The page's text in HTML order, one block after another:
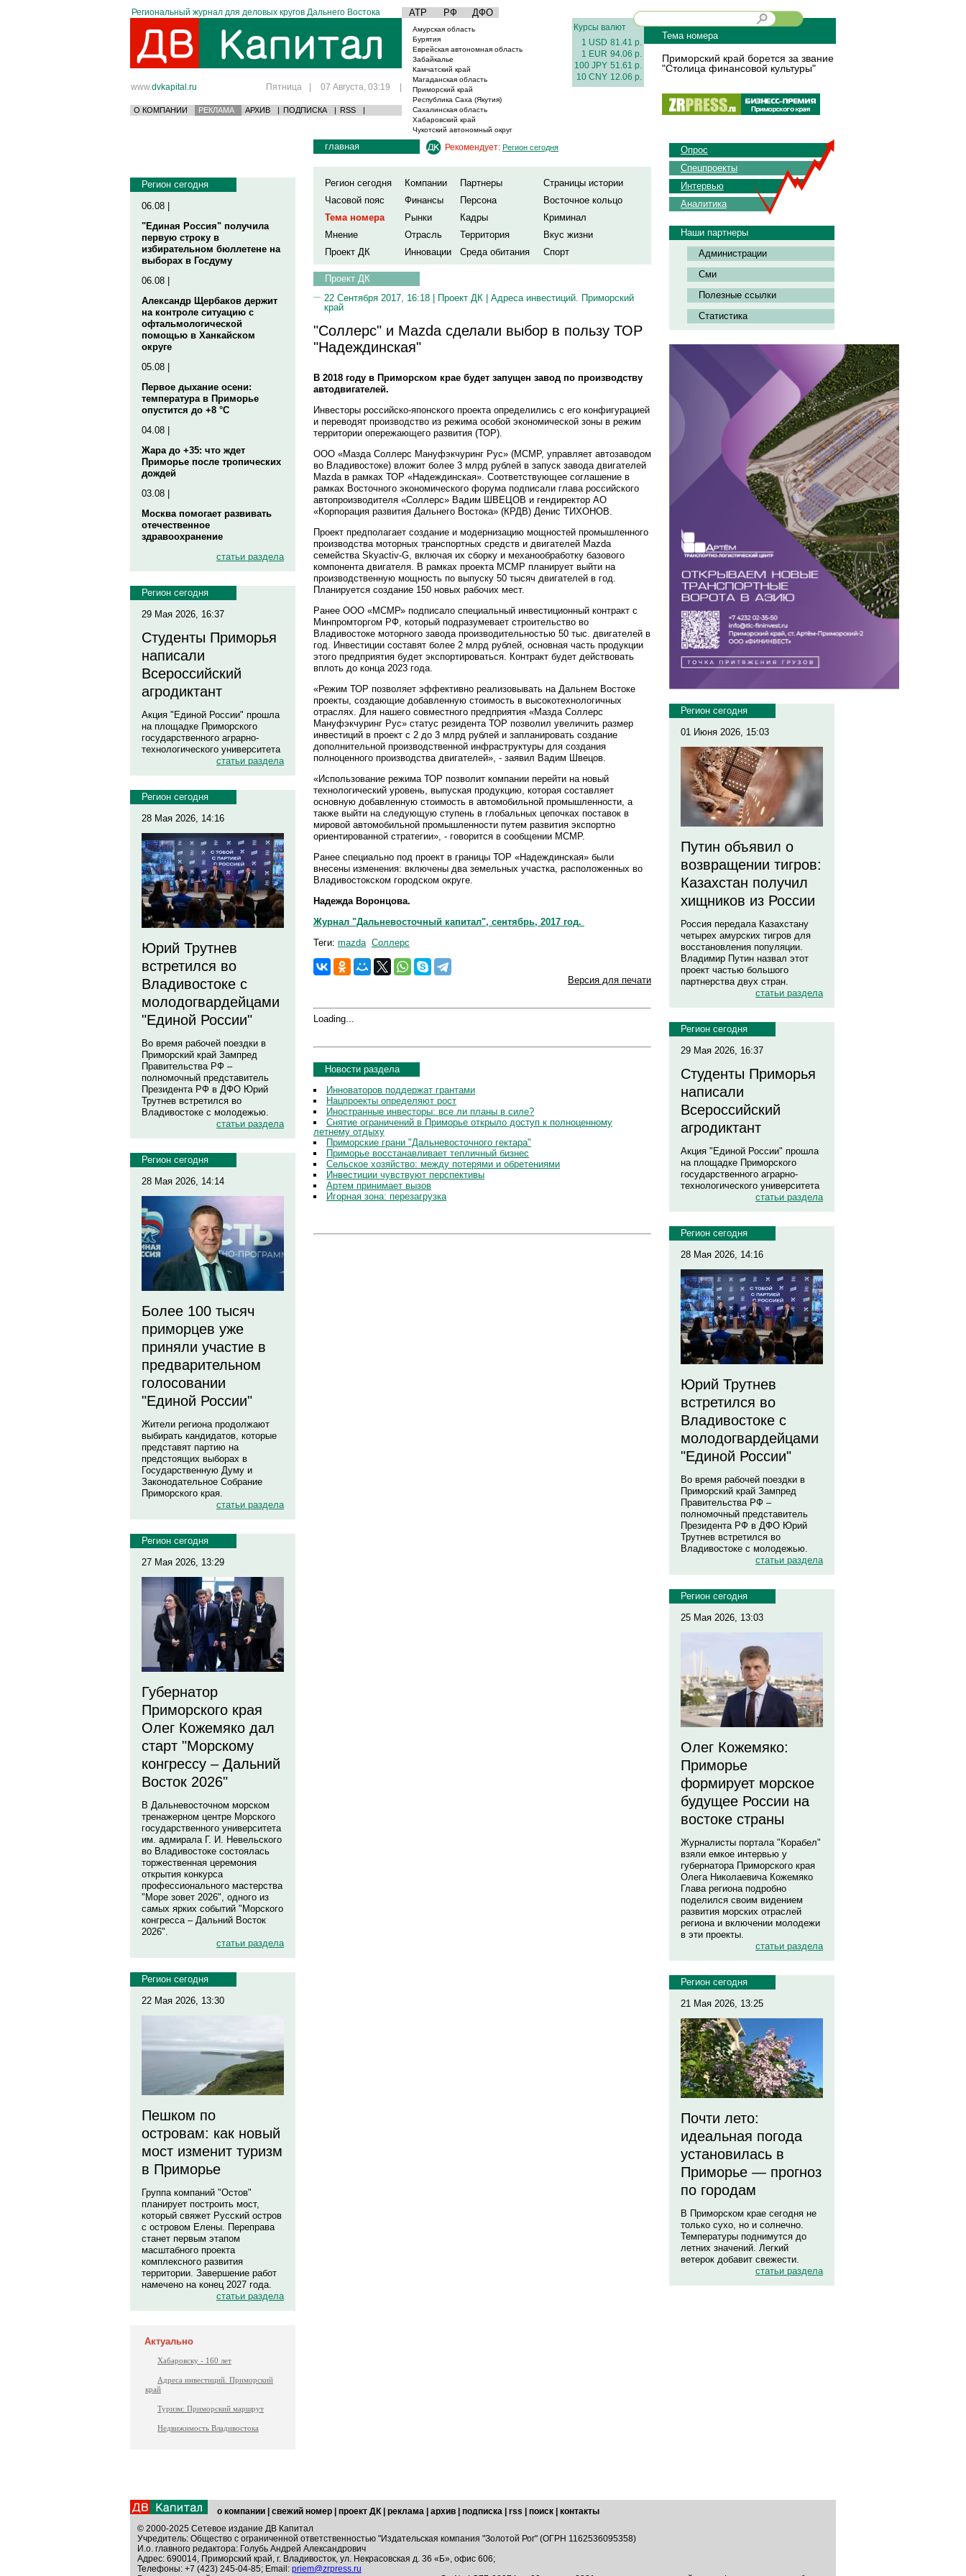
Региональный журнал для деловых кругов Дальнего Востока АТР РФ ДФО
www.dvkapital.ru Пятница | 07 Августа, 03:19 |
О КОМПАНИИ РЕКЛАМА АРХИВ | ПОДПИСКА | RSS |
Амурская область
Бурятия
Еврейская автономная область
Забайкалье
Камчатский край
Магаданская область
Приморский край
Республика Саха (Якутия)
Сахалинская область
Хабаровский край
Чукотский автономный округ
Курсы валют
1 USD 81.41 р.
1 EUR 94.06 р.
100 JPY 51.61 р.
10 CNY 12.06 р.
Тема номера
Приморский край борется за звание
"Столица финансовой культуры"
Регион сегодня
06.08 |
"Единая Россия" получила
первую строку в
избирательном бюллетене на
выборах в Госдуму
06.08 |
Александр Щербаков держит
на контроле ситуацию с
офтальмологической
помощью в Ханкайском
округе
05.08 |
Первое дыхание осени:
температура в Приморье
опустится до +8 °C
04.08 |
Жара до +35: что ждет
Приморье после тропических
дождей
03.08 |
Москва помогает развивать
отечественное
здравоохранение
статьи раздела
Регион сегодня
29 Мая 2026, 16:37
Студенты Приморья
написали
Всероссийский
агродиктант
Акция "Единой России" прошла
на площадке Приморского
государственного аграрно-
технологического университета
статьи раздела
Регион сегодня
28 Мая 2026, 14:16
Юрий Трутнев
встретился во
Владивостоке с
молодогвардейцами
"Единой России"
Во время рабочей поездки в
Приморский край Зампред
Правительства РФ –
полномочный представитель
Президента РФ в ДФО Юрий
Трутнев встретился во
Владивостоке с молодежью.
статьи раздела
Регион сегодня
28 Мая 2026, 14:14
Более 100 тысяч
приморцев уже
приняли участие в
предварительном
голосовании
"Единой России"
Жители региона продолжают
выбирать кандидатов, которые
представят партию на
предстоящих выборах в
Государственную Думу и
Законодательное Собрание
Приморского края.
статьи раздела
Регион сегодня
27 Мая 2026, 13:29
Губернатор
Приморского края
Олег Кожемяко дал
старт "Морскому
конгрессу – Дальний
Восток 2026"
В Дальневосточном морском
тренажерном центре Морского
государственного университета
им. адмирала Г. И. Невельского
во Владивостоке состоялась
торжественная церемония
открытия конкурса
профессионального мастерства
"Море зовет 2026", одного из
самых ярких событий "Морского
конгресса – Дальний Восток
2026".
статьи раздела
Регион сегодня
22 Мая 2026, 13:30
Пешком по
островам: как новый
мост изменит туризм
в Приморье
Группа компаний "Остов"
планирует построить мост,
который свяжет Русский остров
с островом Елены. Переправа
станет первым этапом
масштабного проекта
комплексного развития
территории. Завершение работ
намечено на конец 2027 года.
статьи раздела
Актуально
Хабаровску - 160 лет
Адреса инвестиций. Приморский
край
Туризм: Приморский маршрут
Недвижимость Владивостока
главная Рекомендует: Регион сегодня
Регион сегодня Компании Партнеры
Страницы истории
Часовой пояс
Финансы Персона
Восточное кольцо
Тема номера
Рынки Кадры
Криминал
Мнение
Отрасль Территория
Вкус жизни
Проект ДК
Инновации Среда обитания Спорт
Проект ДК
22 Сентября 2017, 16:18 | Проект ДК | Адреса инвестиций. Приморский
край
"Соллерс" и Mazda сделали выбор в пользу ТОР
"Надеждинская"
В 2018 году в Приморском крае будет запущен завод по производству
автодвигателей.
Инвесторы российско-японского проекта определились с его конфигурацией
и переводят производство из режима особой экономической зоны в режим
территории опережающего развития (ТОР).
ООО «Мазда Соллерс Мануфэкчуринг Рус» (МСМР, управляет автозаводом
во Владивостоке) вложит более 3 млрд рублей в запуск завода двигателей
Mazda в рамках ТОР «Надеждинская». Соответствующее соглашение в
рамках Восточного экономического форума подписали глава российского
автопроизводителя «Соллерс» Вадим ШВЕЦОВ и гендиректор АО
«Корпорация развития Дальнего Востока» (КРДВ) Денис ТИХОНОВ.
Проект предполагает создание и модернизацию мощностей промышленного
производства моторных транспортных средств и двигателей Mazda
семейства Skyactiv-G, включая их сборку и механообработку базового
компонента двигателя. В рамках проекта МСМР планирует выйти на
производственную мощность по выпуску 50 тысяч двигателей в год.
Планируется создание 150 новых рабочих мест.
Ранее ООО «МСМР» подписало специальный инвестиционный контракт с
Минпромторгом РФ, который подразумевает строительство во
Владивостоке моторного завода производительностью 50 тыс. двигателей в
год. Инвестиции составят более 2 млрд рублей, основная часть продукции
этого предприятия будет экспортироваться. Контракт будет действовать
вплоть до конца 2023 года.
«Режим ТОР позволяет эффективно реализовывать на Дальнем Востоке
проекты, создающие добавленную стоимость в высокотехнологичных
отраслях. Для нашего совместного предприятия «Мазда Соллерс
Мануфэкчуринг Рус» статус резидента ТОР позволил увеличить размер
инвестиций в проект с 2 до 3 млрд рублей и запланировать создание
дополнительной производственной инфраструктуры для создания
полноценного производства двигателей», - заявил Вадим Швецов.
«Использование режима ТОР позволит компании перейти на новый
технологический уровень, выпуская продукцию, которая составляет
основную добавленную стоимость в автомобильной промышленности, а
также выйти на следующую ступень в глобальных цепочках поставок в
мировой автомобильной промышленности путем развития экспортно
ориентированной стратегии», - говорится в сообщении МСМР.
Ранее специально под проект в границы ТОР «Надеждинская» были
внесены изменения: включены два земельных участка, расположенных во
Владивостокском городском округе.
Надежда Воронцова.
Журнал "Дальневосточный капитал", сентябрь, 2017 год.
Теги: mazda Соллерс
Версия для печати
Loading...
Новости раздела
Инноваторов поддержат грантами
Нацпроекты определяют рост
Иностранные инвесторы: все ли планы в силе?
Снятие ограничений в Приморье открыло доступ к полноценному
летнему отдыху
Приморские грани "Дальневосточного гектара"
Приморье восстанавливает тепличный бизнес
Сельское хозяйство: между потерями и обретениями
Инвестиции чувствуют перспективы
Артем принимает вызов
Игорная зона: перезагрузка
Опрос
Спецпроекты
Интервью
Аналитика
Наши партнеры
Администрации
Сми
Полезные ссылки
Статистика
Регион сегодня
01 Июня 2026, 15:03
Путин объявил о
возвращении тигров:
Казахстан получил
хищников из России
Россия передала Казахстану
четырех амурских тигров для
восстановления популяции.
Владимир Путин назвал этот
проект частью большого
партнерства двух стран.
статьи раздела
Регион сегодня
29 Мая 2026, 16:37
Студенты Приморья
написали
Всероссийский
агродиктант
Акция "Единой России" прошла
на площадке Приморского
государственного аграрно-
технологического университета
статьи раздела
Регион сегодня
28 Мая 2026, 14:16
Юрий Трутнев
встретился во
Владивостоке с
молодогвардейцами
"Единой России"
Во время рабочей поездки в
Приморский край Зампред
Правительства РФ –
полномочный представитель
Президента РФ в ДФО Юрий
Трутнев встретился во
Владивостоке с молодежью.
статьи раздела
Регион сегодня
25 Мая 2026, 13:03
Олег Кожемяко:
Приморье
формирует морское
будущее России на
востоке страны
Журналисты портала "Корабел"
взяли емкое интервью у
губернатора Приморского края
Олега Николаевича Кожемяко
Глава региона подробно
поделился своим видением
развития морских отраслей
региона и включении молодежи
в эти проекты.
статьи раздела
Регион сегодня
21 Мая 2026, 13:25
Почти лето:
идеальная погода
установилась в
Приморье — прогноз
по городам
В Приморском крае сегодня не
только сухо, но и солнечно.
Температуры поднимутся до
летних значений. Легкий
ветерок добавит свежести.
статьи раздела
о компании свежий номер проект ДК реклама архив подписка rss поиск
контакты
© 2000-2025 Сетевое издание ДВ Капитал
Учредитель: Общество с ограниченной ответственностью "Издательская компания "Золотой Рог" (ОГРН 1162536095358)
И.о. главного редактора: Голубь Андрей Александрович
Адрес: 690014, Приморский край, г. Владивосток, ул. Некрасовская д. 36 «Б», офис 606;
Телефоны: +7 (423) 245-04-85; Email: priem@zrpress.ru